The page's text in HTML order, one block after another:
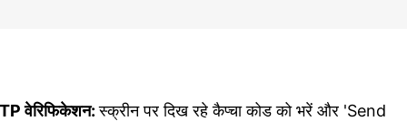
वेरिफिकेशन:स्क्रीन पर दिख रहे कैप्चा कोड को भरें और 'Send